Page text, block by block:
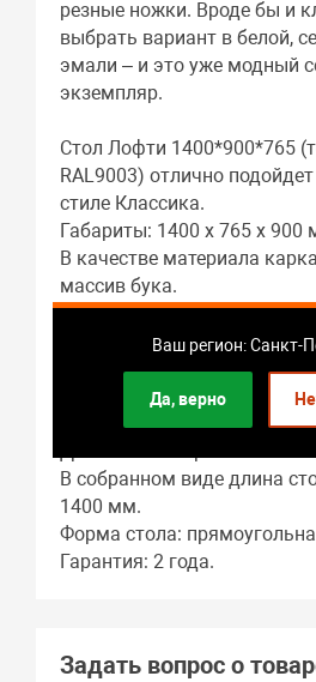
Ваш регион: Санкт-
Да, верно
резные ножки. Вроде бы и
выбрать вариант в белой,
эмали – и это уже модный
экземпляр.
Стол Лофти 1400*900*765
RAL9003) отлично
стиле Классика.
Габариты: 1400 x 765 x 900
В качестве материала
массив бука.
Материалом столешницы
Подстолье: массив бука.
Гостиная – это основное
этого предмета мебели.
В собранном виде длина
1400 мм.
Форма стола:
Гарантия: 2 года.
Задать вопрос о